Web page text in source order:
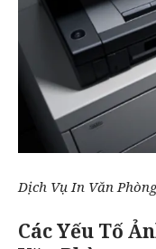
Dịch Vụ In Văn
Các Yếu Tố